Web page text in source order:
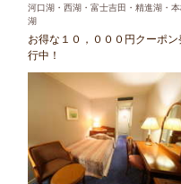
河口湖・西湖・富士吉田・精進湖・
湖
お得な１０，０００円クーポン
行中！